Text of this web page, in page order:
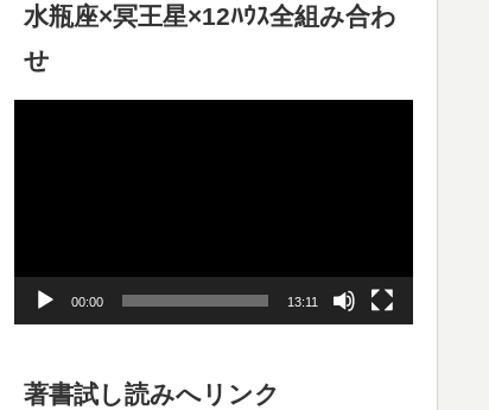
水瓶座×冥王星×12ﾊｳｽ全組み合わ
せ
00:00 13:11
著書試し読みへリンク